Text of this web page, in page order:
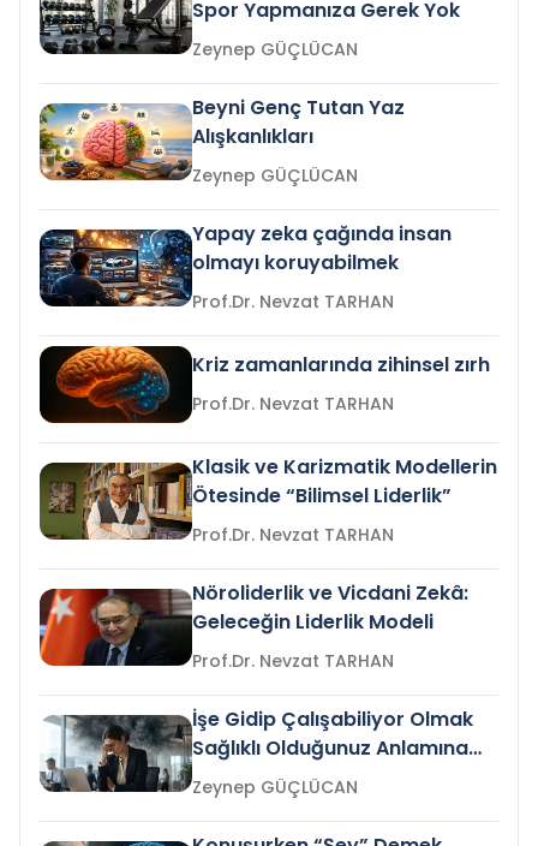
Spor Yapmanıza Gerek Yok
Zeynep GÜÇLÜCAN
Beyni Genç Tutan Yaz
Alışkanlıkları
Zeynep GÜÇLÜCAN
Yapay zeka çağında insan
olmayı koruyabilmek
Prof.Dr. Nevzat TARHAN
Kriz zamanlarında zihinsel zırh
Prof.Dr. Nevzat TARHAN
Klasik ve Karizmatik Modellerin
Ötesinde “Bilimsel Liderlik”
Prof.Dr. Nevzat TARHAN
Nöroliderlik ve Vicdani Zekâ:
Geleceğin Liderlik Modeli
Prof.Dr. Nevzat TARHAN
İşe Gidip Çalışabiliyor Olmak
Sağlıklı Olduğunuz Anlamına
Gelir mi?Zeynep GÜÇLÜCAN